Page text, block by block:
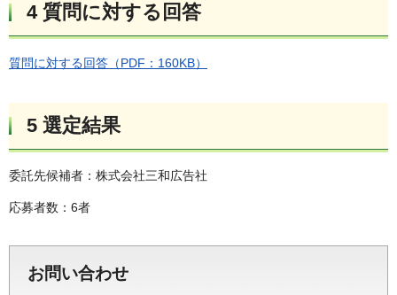
4 質問に対する回答
質問に対する回答（PDF：160KB）
5 選定結果
委託先候補者：株式会社三和広告社
応募者数：6者
お問い合わせ